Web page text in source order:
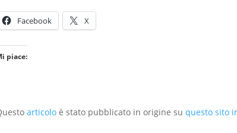
Facebook X
piace:
articoloè stato pubblicato in origine su questo sito